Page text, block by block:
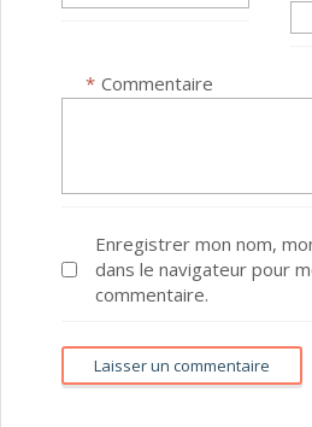
Commentaire
*
Enregistrer mon nom,
dans le navigateur pour
commentaire.